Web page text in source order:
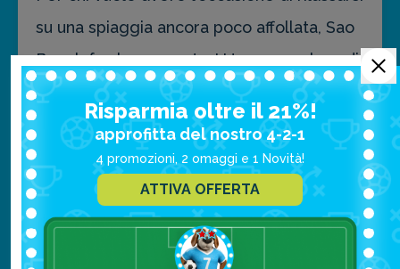
su una spiaggia ancora poco affollata, Sao
Beach fa al caso vostro! Una mezzaluna di
sabbia bianca racchiude un mare poco
profondo e calmo. Relax è la parola
d’ordine qua, come prendere il sole e fare
un bagno nelle acque azzurre del mare
sono le attività preferite per chi sceglie
questa spiaggia!
Risparmia oltre il 21%!
approfitta del nostro 4-2-1
4 promozioni, 2 omaggi e 1 Novità!
ATTIVA OFFERTA